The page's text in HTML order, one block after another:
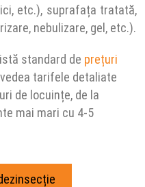
etc.), suprafața tratată,
nebulizare, gel, etc.).
standard de prețuri
tarifele detaliate
de locuințe, de la
mai mari cu 4-5